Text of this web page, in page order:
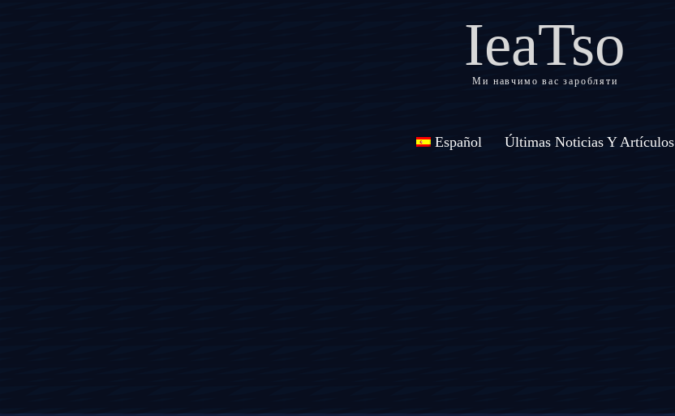
IeaTso
Ми навчимо вас заробляти
Español Últimas Noticias Y Artículos